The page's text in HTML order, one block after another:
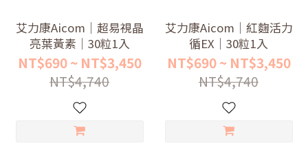
艾力康Aicom｜超易視晶
亮葉黃素｜30粒1入
NT$690 ~ NT$3,450
NT$4,740
艾力康Aicom｜紅麴活力
循EX｜30粒1入
NT$690 ~ NT$3,450
NT$4,740